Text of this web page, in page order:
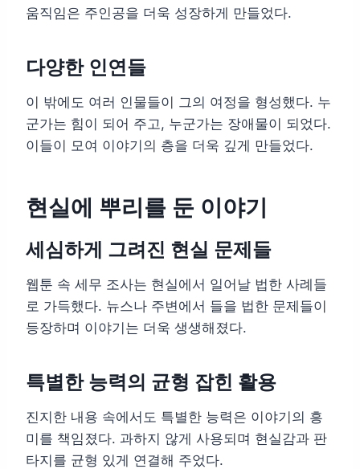
움직임은 주인공을 더욱 성장하게 만들었다.
다양한 인연들
이 밖에도 여러 인물들이 그의 여정을 형성했다. 누
군가는 힘이 되어 주고, 누군가는 장애물이 되었다.
이들이 모여 이야기의 층을 더욱 깊게 만들었다.
현실에 뿌리를 둔 이야기
세심하게 그려진 현실 문제들
웹툰 속 세무 조사는 현실에서 일어날 법한 사례들
로 가득했다. 뉴스나 주변에서 들을 법한 문제들이
등장하며 이야기는 더욱 생생해졌다.
특별한 능력의 균형 잡힌 활용
진지한 내용 속에서도 특별한 능력은 이야기의 흥
미를 책임졌다. 과하지 않게 사용되며 현실감과 판
타지를 균형 있게 연결해 주었다.